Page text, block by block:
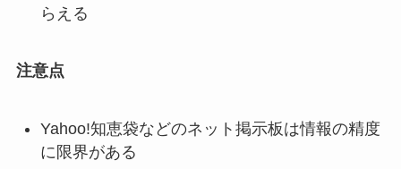
らえる
注意点
Yahoo!知恵袋などのネット掲示板は情報の精度
に限界がある